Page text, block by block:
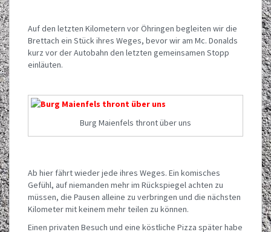
Auf den letzten Kilometern vor Öhringen begleiten wir die
Brettach ein Stück ihres Weges, bevor wir am Mc. Donalds
kurz vor der Autobahn den letzten gemeinsamen Stopp
einläuten.
Burg Maienfels thront über uns
Ab hier fährt wieder jede ihres Weges. Ein komisches
Gefühl, auf niemanden mehr im Rückspiegel achten zu
müssen, die Pausen alleine zu verbringen und die nächsten
Kilometer mit keinem mehr teilen zu können.
Einen privaten Besuch und eine köstliche Pizza später habe